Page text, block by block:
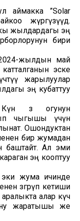
аймакка ”Solar
жүргүзүүдө.
жылдардагы эң
бири
жылдын май
эске
жарылуулар
эң кубаттуу
Күн өз огунун
чыгышы үчүн
Ошондуктан
бир жумадан
баштайт. Ал эми
эң кооптуу
жума ичинде
өзгөрүп кетиши
алар күч
жаратышы же